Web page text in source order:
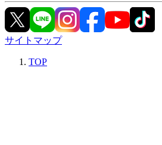
サイトマップ
TOP